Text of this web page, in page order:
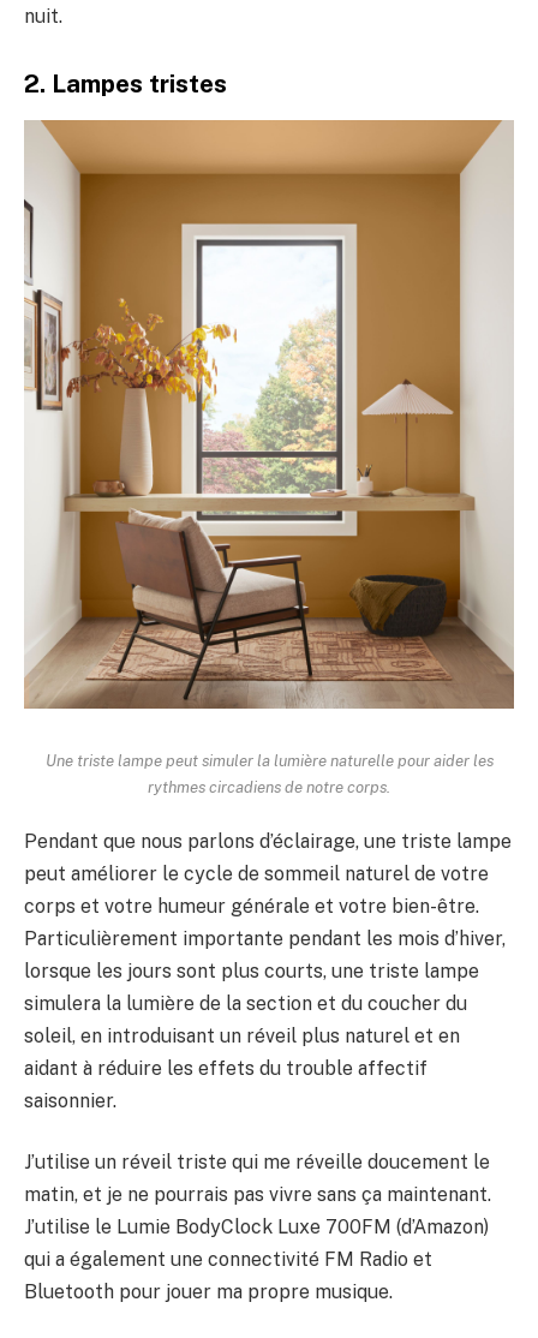
nuit.
2. Lampes tristes
Une triste lampe peut simuler la lumière naturelle pour aider les
rythmes circadiens de notre corps.
Pendant que nous parlons d’éclairage, une triste lampe
peut améliorer le cycle de sommeil naturel de votre
corps et votre humeur générale et votre bien-être.
Particulièrement importante pendant les mois d’hiver,
lorsque les jours sont plus courts, une triste lampe
simulera la lumière de la section et du coucher du
soleil, en introduisant un réveil plus naturel et en
aidant à réduire les effets du trouble affectif
saisonnier.
J’utilise un réveil triste qui me réveille doucement le
matin, et je ne pourrais pas vivre sans ça maintenant.
J’utilise le Lumie BodyClock Luxe 700FM (d’Amazon)
qui a également une connectivité FM Radio et
Bluetooth pour jouer ma propre musique.